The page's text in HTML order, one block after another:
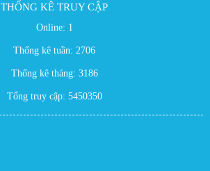
THỐNG KÊ TRUY CẬP
Online: 1
Thống kê tuần: 2706
Thống kê tháng: 3186
Tổng truy cập: 5450350